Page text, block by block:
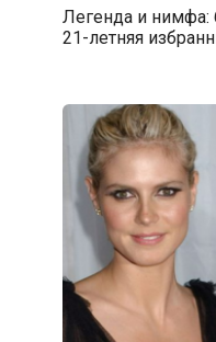
Легенда и нимфа:
21-летняя